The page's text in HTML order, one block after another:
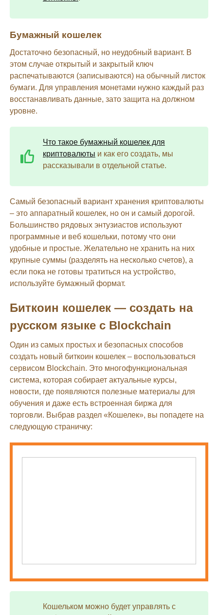
Бумажный кошелек
Достаточно безопасный, но неудобный вариант. В
этом случае открытый и закрытый ключ
распечатываются (записываются) на обычный листок
бумаги. Для управления монетами нужно каждый раз
восстанавливать данные, зато защита на должном
уровне.
Что такое бумажный кошелек для
криптовалюты и как его создать, мы
рассказывали в отдельной статье.
Самый безопасный вариант хранения криптовалюты
– это аппаратный кошелек, но он и самый дорогой.
Большинство рядовых энтузиастов используют
программные и веб кошельки, потому что они
удобные и простые. Желательно не хранить на них
крупные суммы (разделять на несколько счетов), а
если пока не готовы тратиться на устройство,
используйте бумажный формат.
Биткоин кошелек — создать на
русском языке с Blockchain
Один из самых простых и безопасных способов
создать новый биткоин кошелек – воспользоваться
сервисом Blockchain. Это многофункциональная
система, которая собирает актуальные курсы,
новости, где появляются полезные материалы для
обучения и даже есть встроенная биржа для
торговли. Выбрав раздел «Кошелек», вы попадете на
следующую страничку:
Кошельком можно будет управлять с